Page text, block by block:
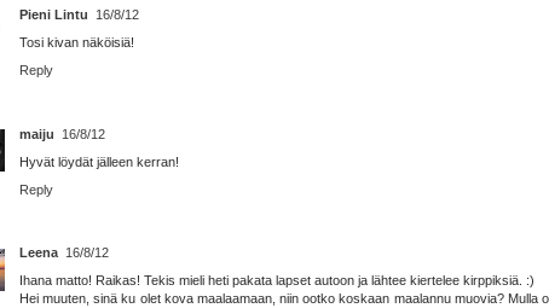
Pieni Lintu
16/8/12
Tosi kivan näköisiä!
Reply
maiju
16/8/12
Hyvät löydät jälleen kerran!
Reply
Leena 16/8/12
Ihana matto! Raikas! Tekis mieli heti pakata lapset autoon ja lähtee kiertelee kirppiksiä. :)
Hei muuten, sinä ku olet kova maalaamaan, niin ootko koskaan maalannu muovia?